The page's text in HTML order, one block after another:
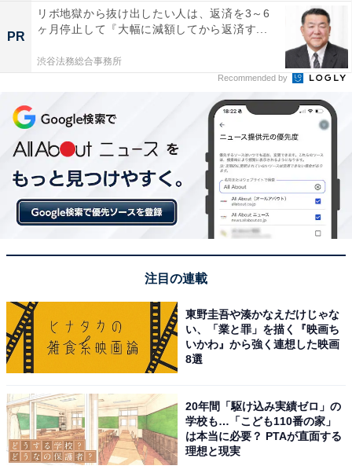
PR
リボ地獄から抜け出したい人は、返済を3～6
ヶ月停止して『大幅に減額してから返済す...
渋谷法務総合事務所
Recommended by
注目の連載
東野圭吾や湊かなえだけじゃな
い、「業と罪」を描く『映画ち
いかわ』から強く連想した映画
8選
20年間「駆け込み実績ゼロ」の
学校も…「こども110番の家」
は本当に必要？ PTAが直面する
理想と現実